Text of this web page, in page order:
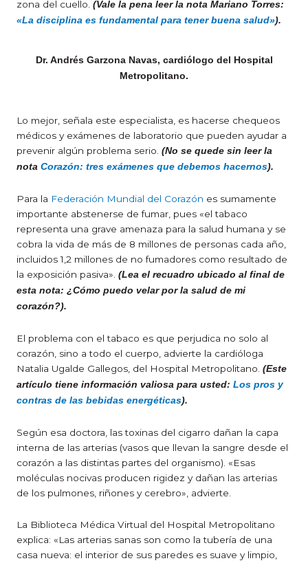
zona del cuello. (Vale la pena leer la nota Mariano Torres:
«La disciplina es fundamental para tener buena salud»).
Dr. Andrés Garzona Navas, cardiólogo del Hospital
Metropolitano.
Lo mejor, señala este especialista, es hacerse chequeos
médicos y exámenes de laboratorio que pueden ayudar a
prevenir algún problema serio. (No se quede sin leer la
nota Corazón: tres exámenes que debemos hacernos).
Para la Federación Mundial del Corazón es sumamente
importante abstenerse de fumar, pues «el tabaco
representa una grave amenaza para la salud humana y se
cobra la vida de más de 8 millones de personas cada año,
incluidos 1,2 millones de no fumadores como resultado de
la exposición pasiva». (Lea el recuadro ubicado al final de
esta nota: ¿Cómo puedo velar por la salud de mi
corazón?).
El problema con el tabaco es que perjudica no solo al
corazón, sino a todo el cuerpo, advierte la cardióloga
Natalia Ugalde Gallegos, del Hospital Metropolitano. (Este
artículo tiene información valiosa para usted: Los pros y
contras de las bebidas energéticas).
Según esa doctora, las toxinas del cigarro dañan la capa
interna de las arterias (vasos que llevan la sangre desde el
corazón a las distintas partes del organismo). «Esas
moléculas nocivas producen rigidez y dañan las arterias
de los pulmones, riñones y cerebro», advierte.
La Biblioteca Médica Virtual del Hospital Metropolitano
explica: «Las arterias sanas son como la tubería de una
casa nueva: el interior de sus paredes es suave y limpio,